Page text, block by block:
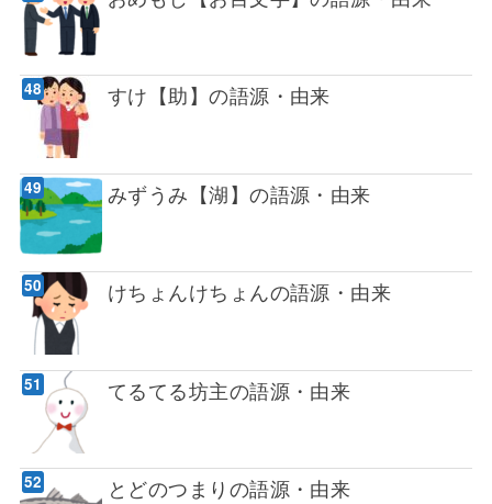
すけ【助】の語源・由来
みずうみ【湖】の語源・由来
けちょんけちょんの語源・由来
てるてる坊主の語源・由来
とどのつまりの語源・由来